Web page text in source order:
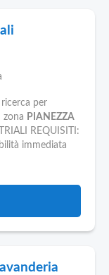
ricerca per
zona PIANEZZA
REQUISITI:
immediata